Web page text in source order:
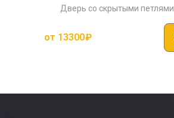
Дверь со скрытыми петлями
от 13300₽